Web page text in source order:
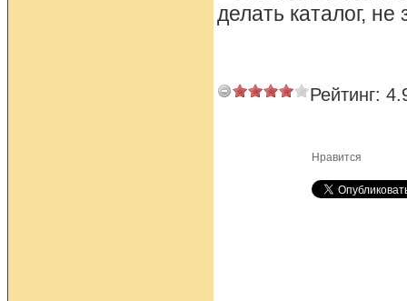
делать каталог,
Рейтинг:
Нравится